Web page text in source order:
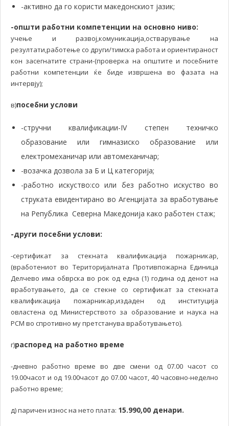
-активно да го користи македонскиот јазик;
-општи работни компетенции на основно ниво:
учење и развој,комуникација,остварување на
резултати,работење со други/тимска работа и ориентираност
кон засегнатите страни-(проверка на општите и посебните
работни компетенции ќе биде извршена во фазата на
интервју);
в)посебни услови
-стручни квалификации-IV степен техничко
образование или гимназиско образование или
електромеханичар или автомеханичар;
-возачка дозвола за Б и Ц категорија;
-работно искуство:со или без работно искуство во
струката евидентирано во Агенцијата за вработување
на Република Северна Македонија како работен стаж;
-други посебни услови:
-сертификат за стекната квалификација пожарникар,
(вработениот во Територијалната Противпожарна Единица
Делчево има обврска во рок од една (1) година од денот на
вработувањето, да се стекне со сертификат за стекната
квалификација пожарникар,издаден од институција
овластена од Министерството за образование и наука на
РСМ во спротивно му претстанува вработувањето).
г)распоред на работно време
-дневно работно време во две смени од 07.00 часот со
19.00часот и од 19.00часот до 07.00 часот, 40 часовно-неделно
работно време;
д) паричен износ на нето плата: 15.990,00 денари.